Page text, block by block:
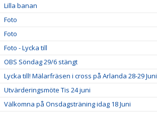
Lilla banan
Foto
Foto
Foto - Lycka till
OBS Söndag 29/6 stängt
Lycka till! Mälarfräsen i cross på Arlanda 28-29 Juni
Utvärderingsmöte Tis 24 juni
Välkomna på Onsdagsträning idag 18 Juni